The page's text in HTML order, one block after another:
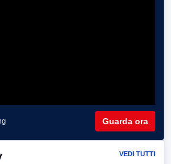
Guarda ora
VEDI TUTTI